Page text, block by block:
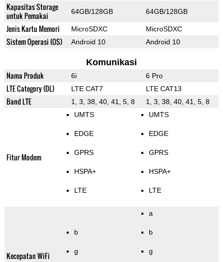
Kapasitas Storage
untuk Pemakai
64GB/128GB 64GB/128GB
Jenis Kartu Memori MicroSDXC MicroSDXC
Sistem Operasi (OS) Android 10 Android 10
Komunikasi
Nama Produk 6i 6 Pro
LTE Category (DL) LTE CAT7 LTE CAT13
Band LTE 1, 3, 38, 40, 41, 5, 8 1, 3, 38, 40, 41, 5, 8
Fitur Modem
UMTS
EDGE
GPRS
HSPA+
LTE
UMTS
EDGE
GPRS
HSPA+
LTE
Kecepatan WiFi
b
g
a
b
g